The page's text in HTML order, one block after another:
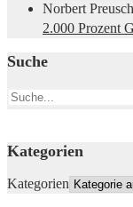
Norbert
2.000 Prozent
Suche
Kategorien
Kategorien